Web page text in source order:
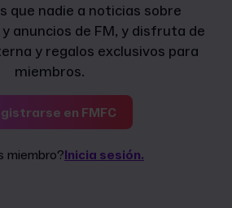
que nadie a noticias sobre
anuncios de FM, y disfruta de
y regalos exclusivos para
miembros.
en FMFC
miembro?Inicia sesión.